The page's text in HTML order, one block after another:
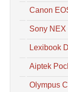
Canon
Sony NEX
Lexibook
Aiptek
Olympus